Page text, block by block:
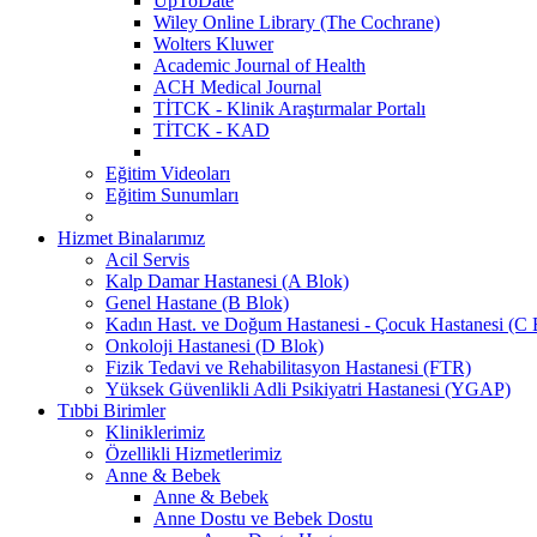
Wiley Online Library (The Cochrane)
Wolters Kluwer
Academic Journal of Health
ACH Medical Journal
TİTCK - Klinik Araştırmalar Portalı
TİTCK - KAD
Eğitim Videoları
Eğitim Sunumları
Hizmet Binalarımız
Acil Servis
Kalp Damar Hastanesi (A Blok)
Genel Hastane (B Blok)
Kadın Hast. ve Doğum Hastanesi - Çocuk Hastanesi (C
Onkoloji Hastanesi (D Blok)
Fizik Tedavi ve Rehabilitasyon Hastanesi (FTR)
Yüksek Güvenlikli Adli Psikiyatri Hastanesi (YGAP)
Tıbbi Birimler
Kliniklerimiz
Özellikli Hizmetlerimiz
Anne & Bebek
Anne & Bebek
Anne Dostu ve Bebek Dostu